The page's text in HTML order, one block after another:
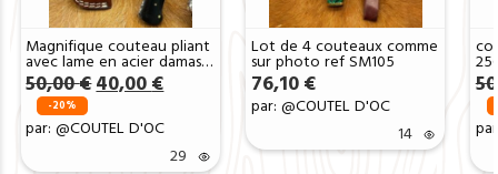
Magnifique couteau pliant
avec lame en acier damas,
manche en corne de belier
et corne de buffle REF
BCB08
50,00€Le
initial
était :
40,00€Le
actuel
est :
40,00 €.
-20%
par: @COUTEL D'OC
29
Lot de 4 couteaux comme
sur photo ref SM105
76,10 €
par: @COUTEL D'OC
14